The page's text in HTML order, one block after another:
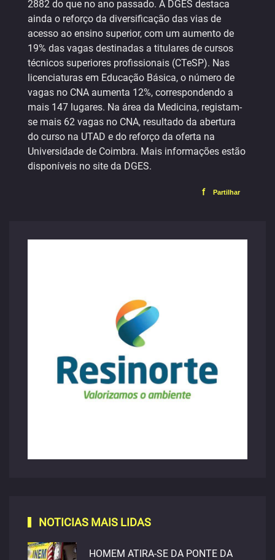
2882 do que no ano passado. A DGES destaca
ainda o reforço da diversificação das vias de
acesso ao ensino superior, com um aumento de
19% das vagas destinadas a titulares de cursos
técnicos superiores profissionais (CTeSP). Nas
licenciaturas em Educação Básica, o número de
vagas no CNA aumenta 12%, correspondendo a
mais 147 lugares. Na área da Medicina, registam-
se mais 62 vagas no CNA, resultado da abertura
do curso na UTAD e do reforço da oferta na
Universidade de Coimbra. Mais informações estão
disponíveis no site da DGES.
f Partilhar
NOTICIAS MAIS LIDAS
HOMEM ATIRA-SE DA PONTE DA